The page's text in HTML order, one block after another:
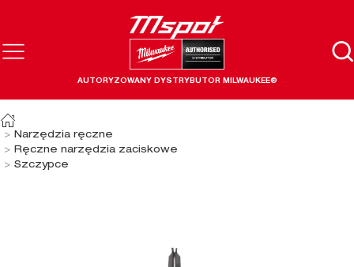
AUTORYZOWANY DYSTRYBUTOR MILWAUKEE®
Narzędzia ręczne
Ręczne narzędzia zaciskowe
Szczypce